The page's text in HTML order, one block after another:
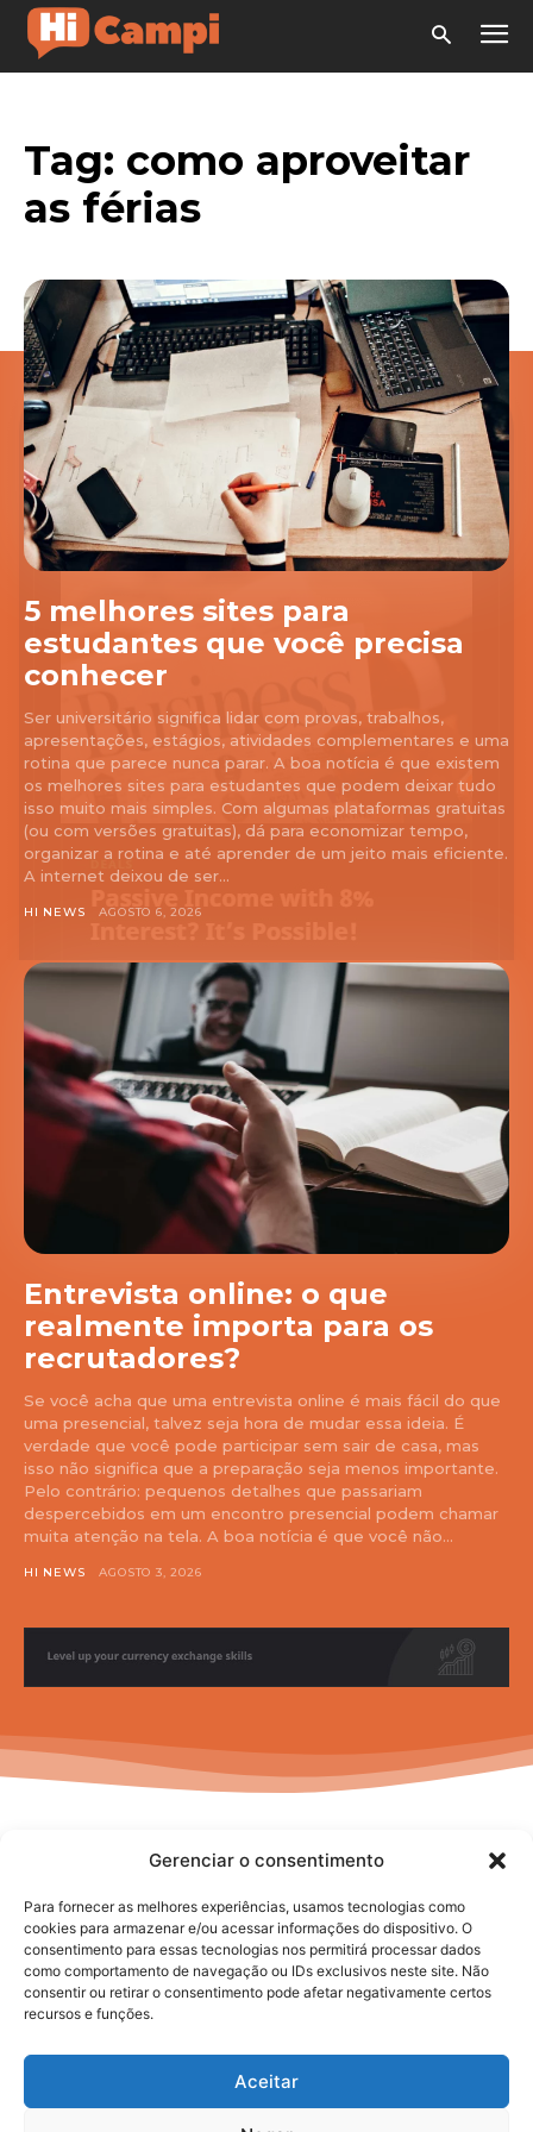
Gerenciar o consentimento
Para fornecer as melhores experiências, usamos tecnologias como
cookies para armazenar e/ou acessar informações do dispositivo. O
consentimento para essas tecnologias nos permitirá processar dados
como comportamento de navegação ou IDs exclusivos neste site. Não
consentir ou retirar o consentimento pode afetar negativamente certos
recursos e funções.
Aceitar
Tag: como aproveitar
as férias
5 melhores sites para
estudantes que você precisa
conhecer
Ser universitário significa lidar com provas, trabalhos,
apresentações, estágios, atividades complementares e uma
rotina que parece nunca parar. A boa notícia é que existem
os melhores sites para estudantes que podem deixar tudo
isso muito mais simples. Com algumas plataformas gratuitas
(ou com versões gratuitas), dá para economizar tempo,
organizar a rotina e até aprender de um jeito mais eficiente.
A internet deixou de ser...
HI NEWS AGOSTO 6, 2026
Entrevista online: o que
realmente importa para os
recrutadores?
Se você acha que uma entrevista online é mais fácil do que
uma presencial, talvez seja hora de mudar essa ideia. É
verdade que você pode participar sem sair de casa, mas
isso não significa que a preparação seja menos importante.
Pelo contrário: pequenos detalhes que passariam
despercebidos em um encontro presencial podem chamar
muita atenção na tela. A boa notícia é que você não...
HI NEWS AGOSTO 3, 2026
No posts to display